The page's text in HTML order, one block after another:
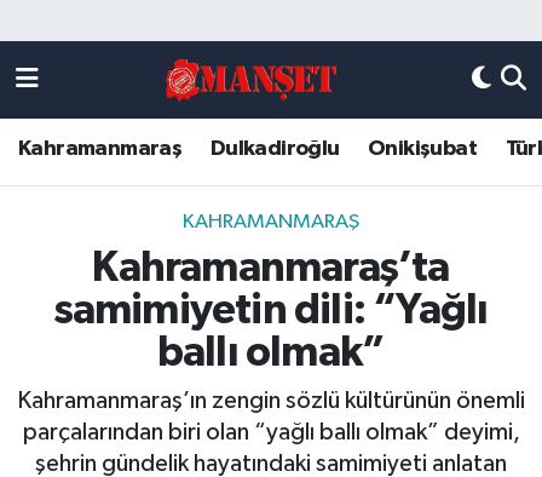
Kahramanmaraş Dulkadiroğlu Onikişubat
KAHRAMANMARAŞ
Kahramanmaraş’ta
samimiyetin dili: “Yağlı
ballı olmak”
Kahramanmaraş’ın zengin sözlü kültürünün önemli
parçalarından biri olan “yağlı ballı olmak” deyimi,
şehrin gündelik hayatındaki samimiyeti anlatan
DULKADİROĞLU
KAHRAMANMARAŞ
ONİKİŞUBAT
ÖZEL HABER
Künye
Kahramanmaraş Nöbetçi Eczaneler
Kahramanmaraş Hava Durumu
Kahramanmaraş Trafik Yoğunluk Haritası
Süper Lig Puan Durumu ve Fikstür
Tüm Manşetler
Son Dakika Haberleri
Haber Arşivi